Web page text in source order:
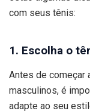
com seus tênis:
1. Escolha o
Antes de começar
masculinos, é
adapte ao seu